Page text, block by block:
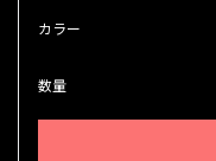
カラー
数量